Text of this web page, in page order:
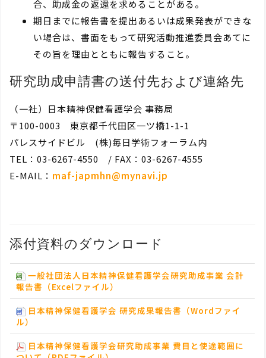
合、助成金の返還を求めることがある。
期日までに報告書を提出あるいは成果発表ができな
い場合は、書面をもって研究活動推進委員会あてに
その旨を理由とともに報告すること。
研究助成申請書の送付先および連絡先
（一社）日本精神保健看護学会 事務局
〒100-0003 東京都千代田区一ツ橋1-1-1
パレスサイドビル (株)毎日学術フォーラム内
TEL：03-6267-4550 / FAX：03-6267-4555
E-MAIL： maf-japmhn@mynavi.jp
添付資料のダウンロード
一般社団法人日本精神保健看護学会研究助成事業 会計
報告書（Excelファイル）
日本精神保健看護学会 研究成果報告書（Wordファイ
ル）
日本精神保健看護学会研究助成事業 費目と使途範囲に